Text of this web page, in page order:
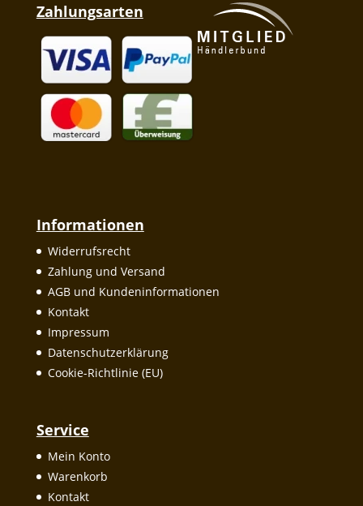
Zahlungsarten
Informationen
Widerrufsrecht
Zahlung und Versand
AGB und Kundeninformationen
Kontakt
Impressum
Datenschutzerklärung
Cookie-Richtlinie (EU)
Service
Mein Konto
Warenkorb
Kontakt